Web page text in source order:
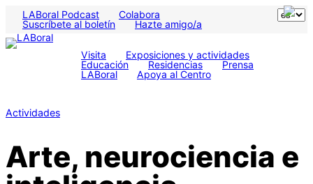
LABoral Podcast
Colabora
Suscríbete al boletín
Hazte amigo/a
Visita
Exposiciones y actividades
Educación
Residencias
Prensa
LABoral
Apoya al Centro
Actividades
Arte, neurociencia e